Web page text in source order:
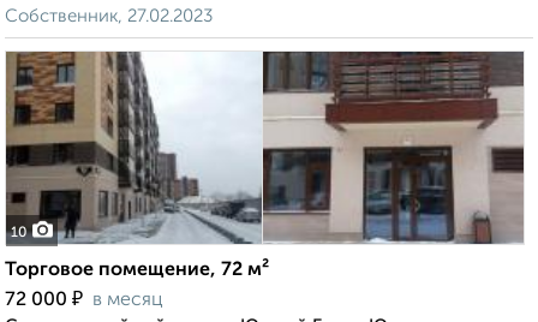
Собственник, 27.02.2023
10
Торговое помещение, 72 м²
72 000 ₽ в месяц